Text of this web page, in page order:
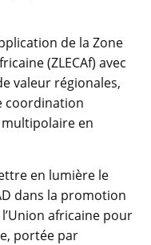
de la Zone
(ZLECAf) avec
valeur régionales,
coordination
en
en lumière le
dans la promotion
l’Union africaine pour
portée par